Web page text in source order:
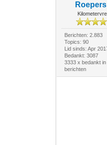
Roepers
Berichten: 2.883
Topics: 90
Lid sinds: Apr
Bedankt: 3087
3333 x bedankt in
berichten